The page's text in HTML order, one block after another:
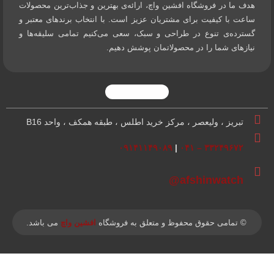
هدف ما در فروشگاه افشین واچ، ارائه‌ی بهترین و جذاب‌ترین محصولات
ساعت با کیفیت برای مشتریان عزیز است. با انتخاب برندهای معتبر و
گسترده‌ی تنوع در طراحی و سبک، سعی می‌کنیم تمامی سلیقه‌ها و
نیازهای شما را در محصولاتمان پوشش دهیم.
تبریز ، ولیعصر ، مرکز خرید اطلس ، طبقه همکف ، واحد B16
۳۳۲۴۹۶۷۲ – ۰۴۱ | ۰۹۱۴۱۱۴۹۰۸۹
afshinwatch@
© تمامی حقوق محفوظ و متعلق به فروشگاه افشین واچ می باشد.